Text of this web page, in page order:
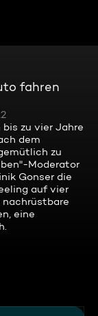
fahren
zu vier Jahre
dem
zu
Moderator
Gonser die
auf vier
nachrüstbare
eine